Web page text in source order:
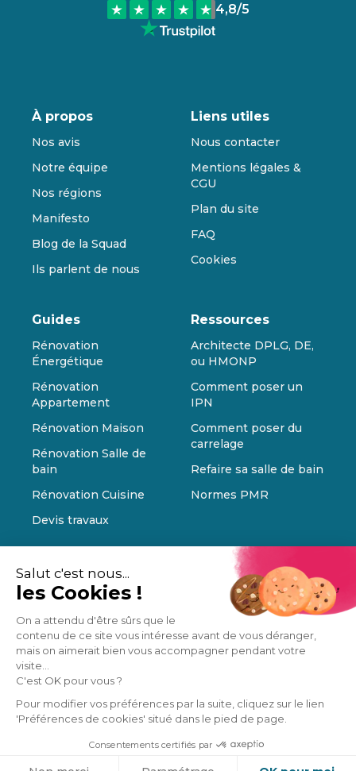
Salut c'est nous...
les Cookies !
On a attendu d'être sûrs que le
contenu de ce site vous intéresse avant de vous déranger,
mais on aimerait bien vous accompagner pendant votre
visite...
C'est OK pour vous ?
Pour modifier vos préférences par la suite, cliquez sur le lien
'Préférences de cookies' situé dans le pied de page.
Consentements certifiés par
4,8/5
À propos
Nos avis
Notre équipe
Nos régions
Manifesto
Blog de la Squad
Ils parlent de nous
Liens utiles
Nous contacter
Mentions légales &
CGU
Plan du site
FAQ
Cookies
Guides
Rénovation
Énergétique
Rénovation
Appartement
Rénovation Maison
Rénovation Salle de
bain
Rénovation Cuisine
Devis travaux
Ressources
Architecte DPLG, DE,
ou HMONP
Comment poser un
IPN
Comment poser du
carrelage
Refaire sa salle de bain
Normes PMR